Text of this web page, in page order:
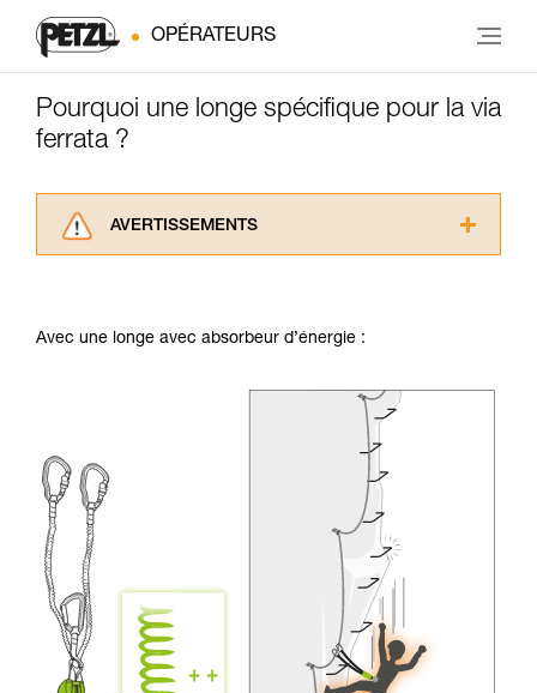
OPÉRATEURS
Pourquoi une longe spécifique pour la via
ferrata ?
AVERTISSEMENTS
informations de la notice technique pour
Maîtriser ces techniques nécessite une
formation et un entraînement spécifique. Validez
avec un professionnel votre capacité à refaire
la manipulation, seul, en toute sécurité, avant
Nous donnons des exemples de techniques
liées à votre activité. Il peut en exister d’autres
Avec une longe avec absorbeur d’énergie :